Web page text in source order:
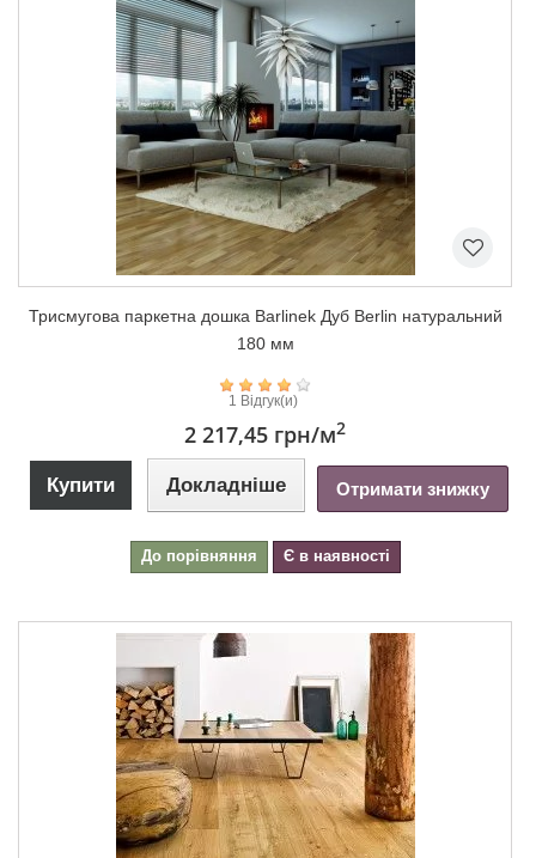
Триcмугова паркетна дошка Barlinek Дуб Berlin натуральний
180 мм
1 Відгук(и)
2 217,45 грн/м2
Купити Докладніше Отримати знижку
До порівняння Є в наявності